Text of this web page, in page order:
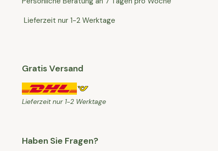
Lieferzeit nur 1-2 Werktage
Gratis Versand
Lieferzeit nur 1-2 Werktage
Haben Sie Fragen?